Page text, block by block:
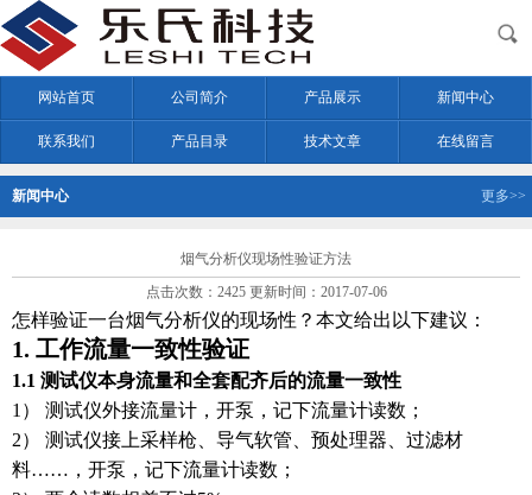
网站首页 公司简介 产品展示 新闻中心
联系我们 产品目录 技术文章 在线留言
新闻中心 更多>>
烟气分析仪现场性验证方法
点击次数：2425 更新时间：2017-07-06
怎样验证一台烟气分析仪的现场性？本文给出以下建议：
1. 工作流量一致性验证
1.1 测试仪本身流量和全套配齐后的流量一致性
1） 测试仪外接流量计，开泵，记下流量计读数；
2） 测试仪接上采样枪、导气软管、预处理器、过滤材
料……，开泵，记下流量计读数；